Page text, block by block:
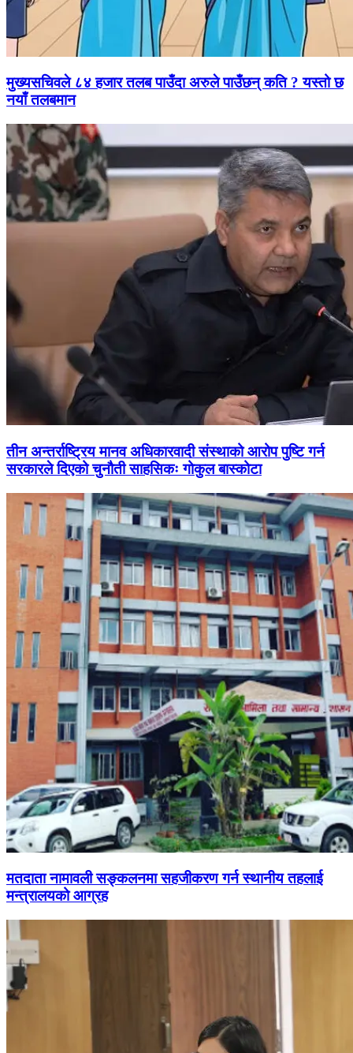
मुख्यसचिवले ८४ हजार तलब पाउँदा अरुले पाउँछन् कति ? यस्तो छ
नयाँ तलबमान
तीन अन्तर्राष्ट्रिय मानव अधिकारवादी संस्थाको आरोप पुष्टि गर्न
सरकारले दिएको चुनौती साहसिकः गोकुल बास्कोटा
मतदाता नामावली सङ्कलनमा सहजीकरण गर्न स्थानीय तहलाई
मन्त्रालयको आग्रह